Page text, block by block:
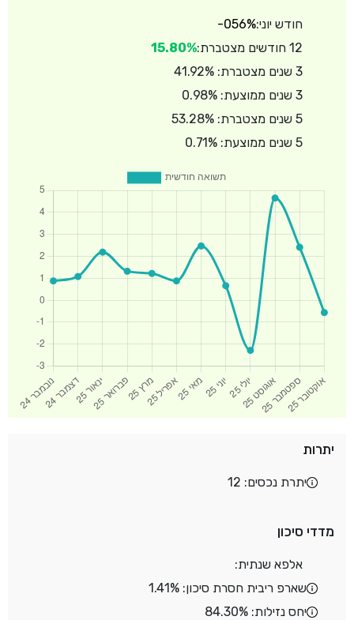
חודש יוני:-056%
12 חודשים מצטברת:
15.80%
3 שנים מצטברת: 41.92%
3 שנים ממוצעת: 0.98%
5 שנים מצטברת: 53.28%
5 שנים ממוצעת: 0.71%
יתרות
יתרת נכסים: 12
מדדי סיכון
אלפא שנתית:
שארפ ריבית חסרת סיכון: 1.41%
יחס נזילות: 84.30%